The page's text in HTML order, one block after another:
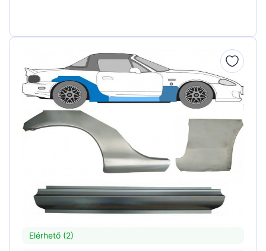
Elérhető (2)